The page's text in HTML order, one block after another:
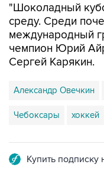
"Шоколадный
среду. Среди
международный
чемпион Юрий
Сергей Карякин.
Александр Овечкин
Чебоксары хоккей
Купить